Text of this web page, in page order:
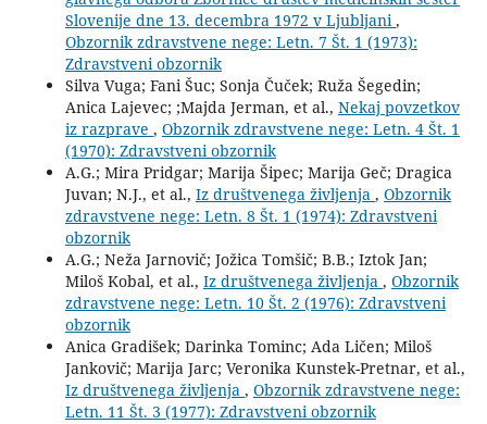
Slovenije dne 13. decembra 1972 v Ljubljani,
Obzornik zdravstvene nege: Letn. 7 Št. 1 (1973):
Zdravstveni obzornik
Silva Vuga; Fani Šuc; Sonja Čuček; Ruža Šegedin;
Anica Lajevec; ;Majda Jerman, et al., Nekaj povzetkov
iz razprave , Obzornik zdravstvene nege: Letn. 4 Št. 1
(1970): Zdravstveni obzornik
A.G.; Mira Pridgar; Marija Šipec; Marija Geč; Dragica
Juvan; N.J., et al., Iz društvenega življenja , Obzornik
zdravstvene nege: Letn. 8 Št. 1 (1974): Zdravstveni
obzornik
A.G.; Neža Jarnovič; Jožica Tomšič; B.B.; Iztok Jan;
Miloš Kobal, et al., Iz društvenega življenja , Obzornik
zdravstvene nege: Letn. 10 Št. 2 (1976): Zdravstveni
obzornik
Anica Gradišek; Darinka Tominc; Ada Ličen; Miloš
Jankovič; Marija Jarc; Veronika Kunstek-Pretnar, et al.,
Iz društvenega življenja , Obzornik zdravstvene nege:
Letn. 11 Št. 3 (1977): Zdravstveni obzornik